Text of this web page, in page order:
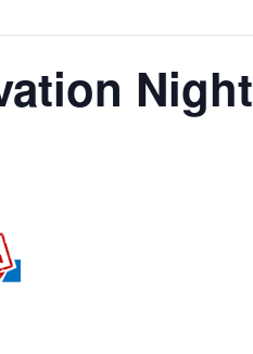
Night